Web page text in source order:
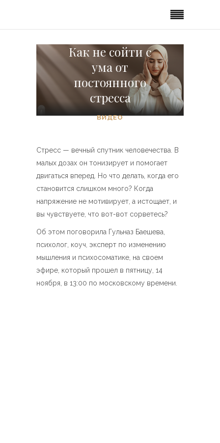
Как не сойти с
ума от
постоянного
стресса
ВИДЕО
Стресс — вечный спутник человечества. В
малых дозах он тонизирует и помогает
двигаться вперед. Но что делать, когда его
становится слишком много? Когда
напряжение не мотивирует, а истощает, и
вы чувствуете, что вот-вот сорветесь?
Об этом поговорила Гульназ Баешева,
психолог, коуч, эксперт по изменению
мышления и психосоматике, на своем
эфире, который прошел в пятницу, 14
ноября, в 13:00 по московскому времени.